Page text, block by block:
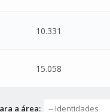
10.331
15.058
a área: